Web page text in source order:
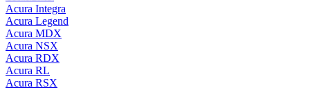
Acura Integra
Acura Legend
Acura MDX
Acura NSX
Acura RDX
Acura RL
Acura RSX